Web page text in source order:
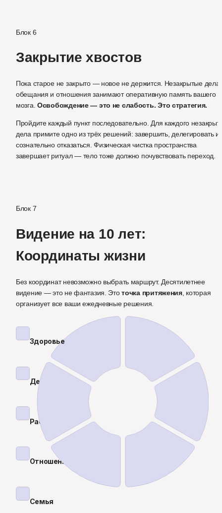
Блок 6
Закрытие хвостов
Пока старое не закрыто — новое не держится. Незакрытые дела,
обещания и отношения занимают оперативную память вашего
мозга. Освобождение — это не слабость. Это стратегия.
Пройдите каждый пункт последовательно. Для каждого
дела примите одно из трёх решений: завершить, делегировать
сознательно отказаться. Физическая чистка пространства
завершает ритуал — тело тоже должно почувствовать переход.
Блок 7
Видение на 10 лет:
Координаты жизни
Без координат невозможно выбрать маршрут. Десятилетнее
видение — это не фантазия. Это точка притяжения, которая
организует все ваши ежедневные решения.
Здоровье
Деньги
Работа
Отношения
Семья